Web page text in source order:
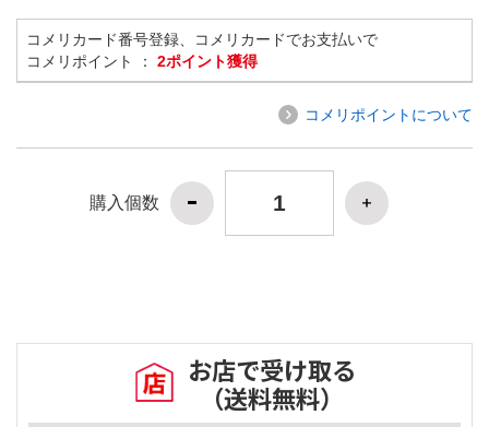
コメリカード番号登録、コメリカードでお支払いで
コメリポイント ： 2ポイント獲得
コメリポイントについて
購入個数
お店で受け取る
（送料無料）